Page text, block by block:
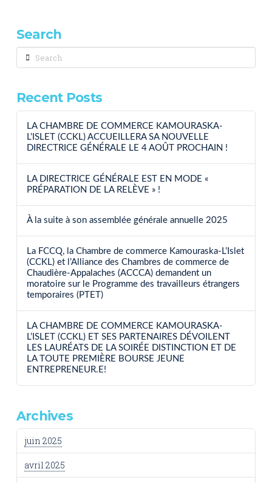
Search
Search
Recent Posts
LA CHAMBRE DE COMMERCE KAMOURASKA-
L’ISLET (CCKL) ACCUEILLERA SA NOUVELLE
DIRECTRICE GÉNÉRALE LE 4 AOÛT PROCHAIN !
LA DIRECTRICE GÉNÉRALE EST EN MODE «
PRÉPARATION DE LA RELÈVE » !
À la suite à son assemblée générale annuelle 2025
La FCCQ, la Chambre de commerce Kamouraska-L’Islet
(CCKL) et l’Alliance des Chambres de commerce de
Chaudière-Appalaches (ACCCA) demandent un
moratoire sur le Programme des travailleurs étrangers
temporaires (PTET)
LA CHAMBRE DE COMMERCE KAMOURASKA-
L’ISLET (CCKL) ET SES PARTENAIRES DÉVOILENT
LES LAURÉATS DE LA SOIRÉE DISTINCTION ET DE
LA TOUTE PREMIÈRE BOURSE JEUNE
ENTREPRENEUR.E!
Archives
juin 2025
avril 2025